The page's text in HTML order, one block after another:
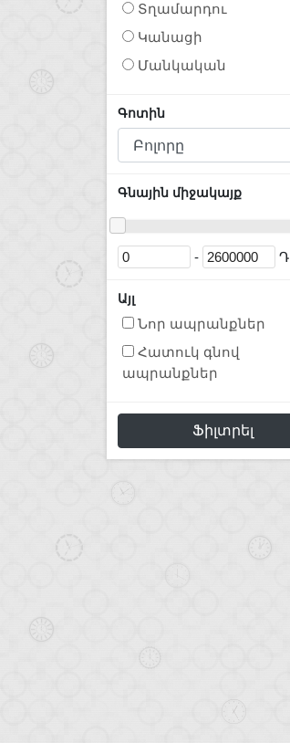
Տղամարդու
Կանացի
Մանկական
Գոտին
Գնային միջակայք
- Դ
Այլ
Նոր ապրանքներ
Հատուկ գնով
ապրանքներ
Ֆիլտրել